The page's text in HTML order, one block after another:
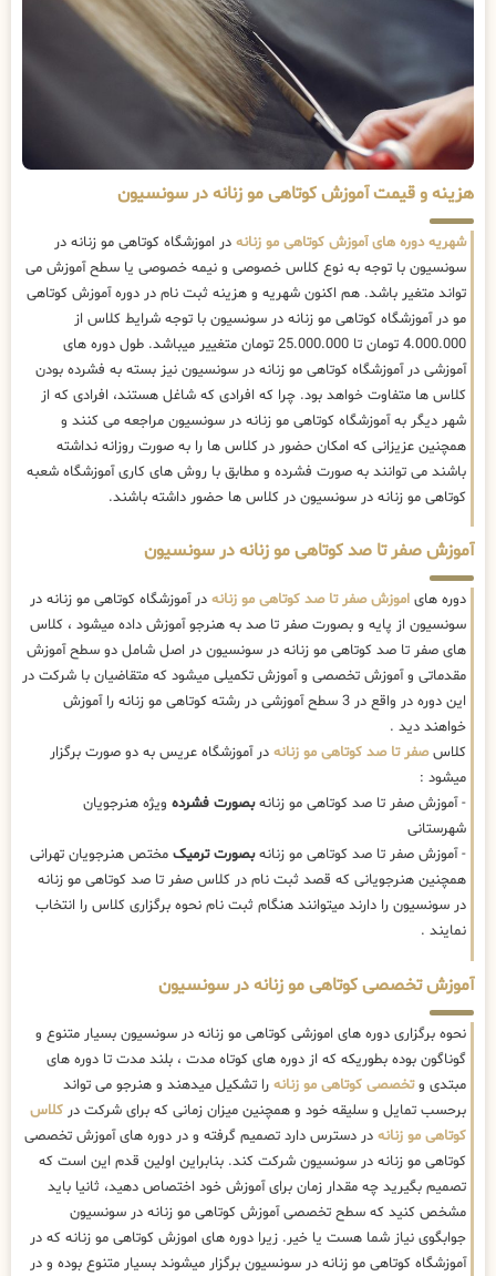
هزینه و قیمت آموزش کوتاهی مو زنانه در سونسیون
شهریه دوره های آموزش کوتاهی مو زنانه در اموزشگاه کوتاهی مو زنانه در
سونسیون با توجه به نوع کلاس خصوصی و نیمه خصوصی یا سطح آموزش می
تواند متغیر باشد. هم اکنون شهریه و هزینه ثبت نام در دوره آموزش کوتاهی
مو در آموزشگاه کوتاهی مو زنانه در سونسیون با توجه شرایط کلاس از
4.000.000 تومان تا 25.000.000 تومان متغییر میباشد. طول دوره های
آموزشی در آموزشگاه کوتاهی مو زنانه در سونسیون نیز بسته به فشرده بودن
کلاس ها متفاوت خواهد بود. چرا که افرادی که شاغل هستند، افرادی که از
شهر دیگر به آموزشگاه کوتاهی مو زنانه در سونسیون مراجعه می کنند و
همچنین عزیزانی که امکان حضور در کلاس ها را به صورت روزانه نداشته
باشند می توانند به صورت فشرده و مطابق با روش های کاری آموزشگاه شعبه
کوتاهی مو زنانه در سونسیون در کلاس ها حضور داشته باشند.
آموزش صفر تا صد کوتاهی مو زنانه در سونسیون
دوره های اموزش صفر تا صد کوتاهی مو زنانه در آموزشگاه کوتاهی مو زنانه در
سونسیون از پایه و بصورت صفر تا صد به هنرجو آموزش داده میشود ، کلاس
های صفر تا صد کوتاهی مو زنانه در سونسیون در اصل شامل دو سطح آموزش
مقدماتی و آموزش تخصصی و آموزش تکمیلی میشود که متقاضیان با شرکت در
این دوره در واقع در 3 سطح آموزشی در رشته کوتاهی مو زنانه را آموزش
خواهند دید .
کلاسصفر تا صد کوتاهی مو زنانه در آموزشگاه عریس به دو صورت برگزار
میشود :
- آموزش صفر تا صد کوتاهی مو زنانهبصورت فشرده ویژه هنرجویان
شهرستانی
- آموزش صفر تا صد کوتاهی مو زنانهبصورت ترمیک مختص هنرجویان تهرانی
همچنین هنرجویانی که قصد ثبت نام در کلاس صفر تا صد کوتاهی مو زنانه
در سونسیون را دارند میتوانند هنگام ثبت نام نحوه برگزاری کلاس را انتخاب
نمایند .
آموزش تخصصی کوتاهی مو زنانه در سونسیون
نحوه برگزاری دوره های اموزشی کوتاهی مو زنانه در سونسیون بسیار متنوع و
گوناگون بوده بطوریکه که از دوره های کوتاه مدت ، بلند مدت تا دوره های
مبتدی وتخصصی کوتاهی مو زنانه را تشکیل میدهند و هنرجو می تواند
برحسب تمایل و سلیقه خود و همچنین میزان زمانی که برای شرکت در کلاس
کوتاهی مو زنانه در دسترس دارد تصمیم گرفته و در دوره های آموزش تخصصی
کوتاهی مو زنانه در سونسیون شرکت کند. بنابراین اولین قدم این است که
تصمیم بگیرید چه مقدار زمان برای آموزش خود اختصاص دهید، ثانیا باید
مشخص کنید که سطح تخصصی آموزش کوتاهی مو زنانه در سونسیون
جوابگوی نیاز شما هست یا خیر. زیرا دوره های اموزش کوتاهی مو زنانه که در
آموزشگاه کوتاهی مو زنانه در سونسیون برگزار میشوند بسیار متنوع بوده و در